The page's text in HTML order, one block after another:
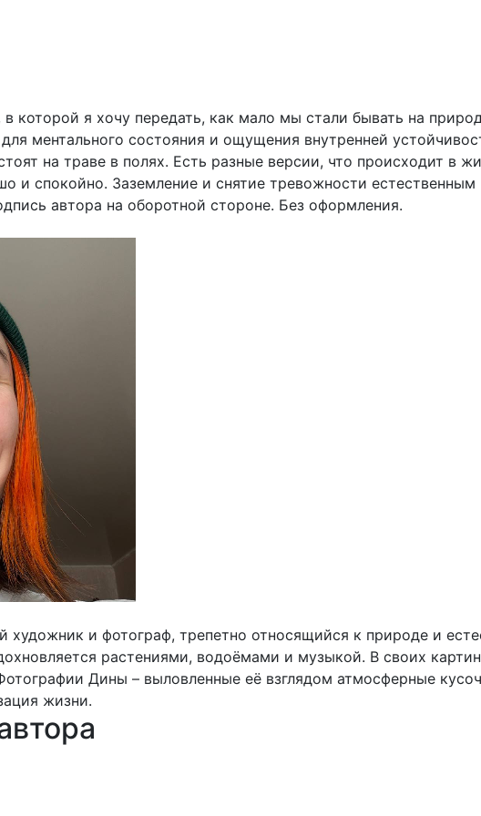
которой я хочу передать, как мало мы стали бывать на
ментального состояния и ощущения внутренней
на траве в полях. Есть разные версии, что происходит в
и спокойно. Заземление и снятие тревожности
автора на оборотной стороне. Без оформления.
художник и фотограф, трепетно относящийся к природе и
растениями, водоёмами и музыкой. В своих
Дины – выловленные её взглядом атмосферные
жизни.